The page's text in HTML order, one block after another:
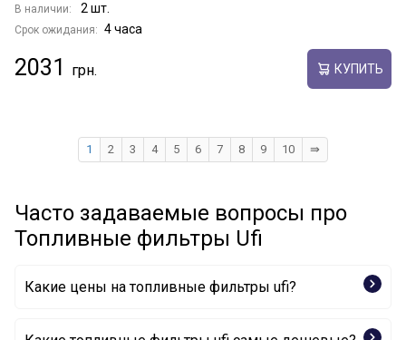
В наличии: 2 шт.
Срок ожидания: 4 часа
2031 КУПИТЬ
1 2 3 4 5 6 7 8 9 10 ⇛
Часто задаваемые вопросы про
Топливные фильтры Ufi
Какие цены на топливные фильтры ufi?